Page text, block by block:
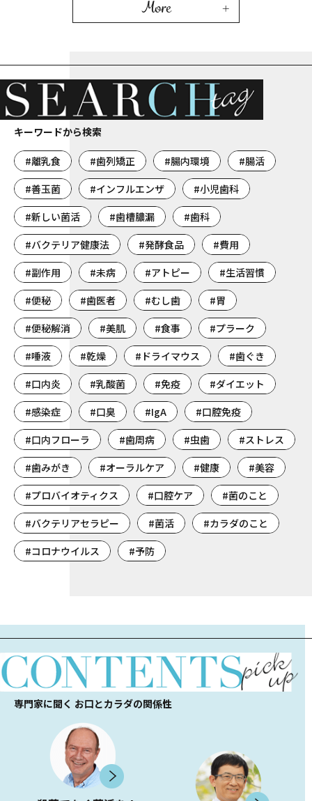
More
キーワードから検索
#離乳食 #歯列矯正 #腸内環境
#腸活
#善玉菌
#インフルエンザ
#小児歯科
#新しい菌活
#歯槽膿漏
#歯科
#バクテリア健康法
#発酵食品
#費用
#副作用
#未病 #アトピー
#生活習慣
#便秘
#歯医者 #むし歯
#胃
#便秘解消
#美肌 #食事
#プラーク
#唾液
#乾燥 #ドライマウス
#歯ぐき
#口内炎
#乳酸菌 #免疫
#ダイエット
#感染症
#口臭 #IgA
#口腔免疫
#口内フローラ
#歯周病 #虫歯
#ストレス
#歯みがき
#オーラルケア #健康
#美容
#プロバイオティクス
#口腔ケア
#菌のこと
#バクテリアセラピー
#菌活
#カラダのこと
#コロナウイルス
#予防
専門家に聞く お口とカラダの関係性